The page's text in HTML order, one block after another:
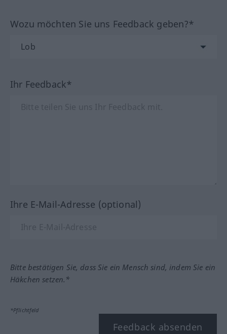
Wozu möchten Sie uns Feedback geben?*
Ihr Feedback*
Ihre E-Mail-Adresse (optional)
Bitte bestätigen Sie, dass Sie ein Mensch sind, indem Sie ein
Häkchen setzen.*
*Pflichtfeld
Feedback absenden